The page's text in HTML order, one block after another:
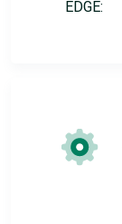
EDGE: